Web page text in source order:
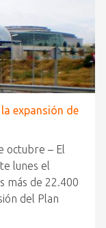
expansión de
octubre – El
lunes el
más de 22.400
del Plan